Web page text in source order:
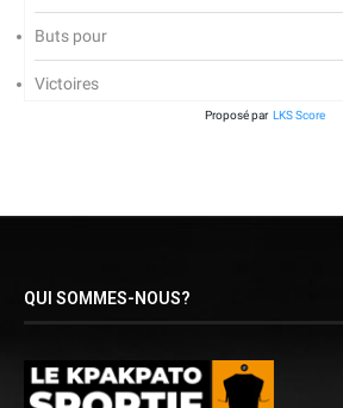
Buts pour
Victoires
Proposé par LKS Score
QUI SOMMES-NOUS?